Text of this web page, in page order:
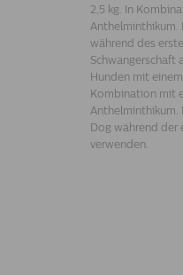
2,5 kg. In
Anthelminthikum.
während des
Schwangerschaft
Hunden mit
Kombination mit
Anthelminthikum.
Dog während der
verwenden.